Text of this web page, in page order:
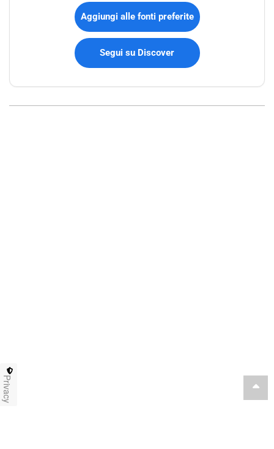
Aggiungi alle fonti preferite
Segui su Discover
Privacy